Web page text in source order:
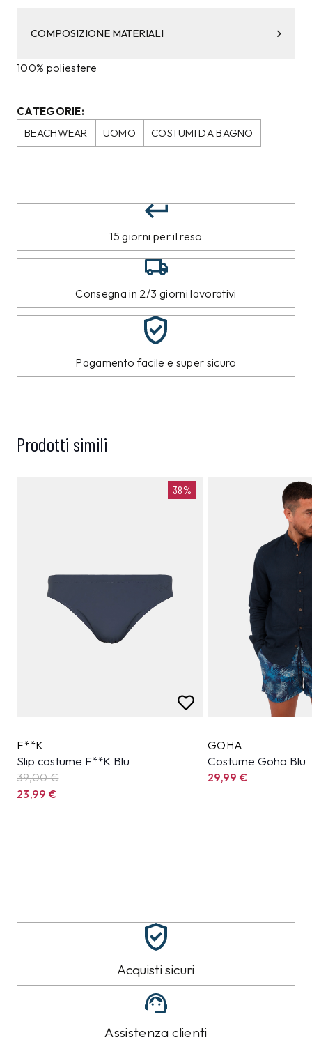
COMPOSIZIONE MATERIALI
100% poliestere
CATEGORIE:
BEACHWEAR
UOMO COSTUMI DA BAGNO
15 giorni per il reso
Consegna in 2/3 giorni lavorativi
Pagamento facile e super sicuro
Prodotti simili
38%
F**K
Slip costume F**K Blu
39,00 €
23,99€
GOHA
Costume Goha Blu
29,99€
Acquisti sicuri
Assistenza clienti